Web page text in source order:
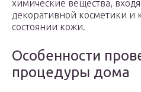
химические вещества,
декоративной косметики и
состоянии кожи.
Особенности
процедуры дома